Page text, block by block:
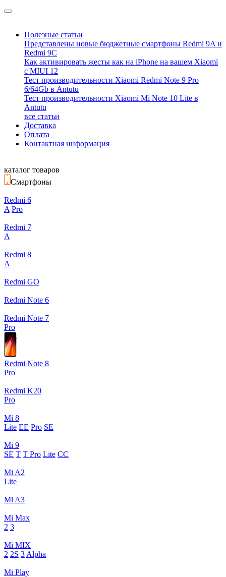
Полезные статьи
Представлены новые бюджетные смартфоны Redmi 9A и
Redmi 9C
Как активировать жесты как на iPhone на вашем Xiaomi
с MIUI 12
Тест производительности Xiaomi Redmi Note 9 Pro
6/64Gb в Antutu
Тест производительности Xiaomi Mi Note 10 Lite в
Antutu
все статьи
Доставка
Оплата
Контактная информация
каталог товаров
Смартфоны
Redmi 6
A Pro
Redmi 7
A
Redmi 8
A
Redmi GO
Redmi Note 6
Redmi Note 7
Pro
Redmi Note 8
Pro
Redmi K20
Pro
Mi 8
Lite EE Pro SE
Mi 9
SE T T Pro Lite CC
Mi A2
Lite
Mi A3
Mi Max
2 3
Mi MIX
2 2S 3 Alpha
Mi Play